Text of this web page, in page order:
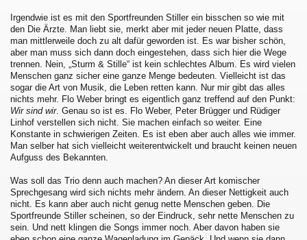
Irgendwie ist es mit den Sportfreunden Stiller ein bisschen so wie mit
den Die Ärzte. Man liebt sie, merkt aber mit jeder neuen Platte, dass
man mittlerweile doch zu alt dafür geworden ist. Es war bisher schön,
aber man muss sich dann doch eingestehen, dass sich hier die Wege
trennen. Nein, „Sturm & Stille“ ist kein schlechtes Album. Es wird vielen
Menschen ganz sicher eine ganze Menge bedeuten. Vielleicht ist das
sogar die Art von Musik, die Leben retten kann. Nur mir gibt das alles
nichts mehr. Flo Weber bringt es eigentlich ganz treffend auf den Punkt:
Wir sind wir. Genau so ist es. Flo Weber, Peter Brügger und Rüdiger
Linhof verstellen sich nicht. Sie machen einfach so weiter. Eine
Konstante in schwierigen Zeiten. Es ist eben aber auch alles wie immer.
Man selber hat sich vielleicht weiterentwickelt und braucht keinen neuen
Aufguss des Bekannten.
Was soll das Trio denn auch machen? An dieser Art komischer
Sprechgesang wird sich nichts mehr ändern. An dieser Nettigkeit auch
nicht. Es kann aber auch nicht genug nette Menschen geben. Die
Sportfreunde Stiller scheinen, so der Eindruck, sehr nette Menschen zu
sein. Und nett klingen die Songs immer noch. Aber davon haben sie